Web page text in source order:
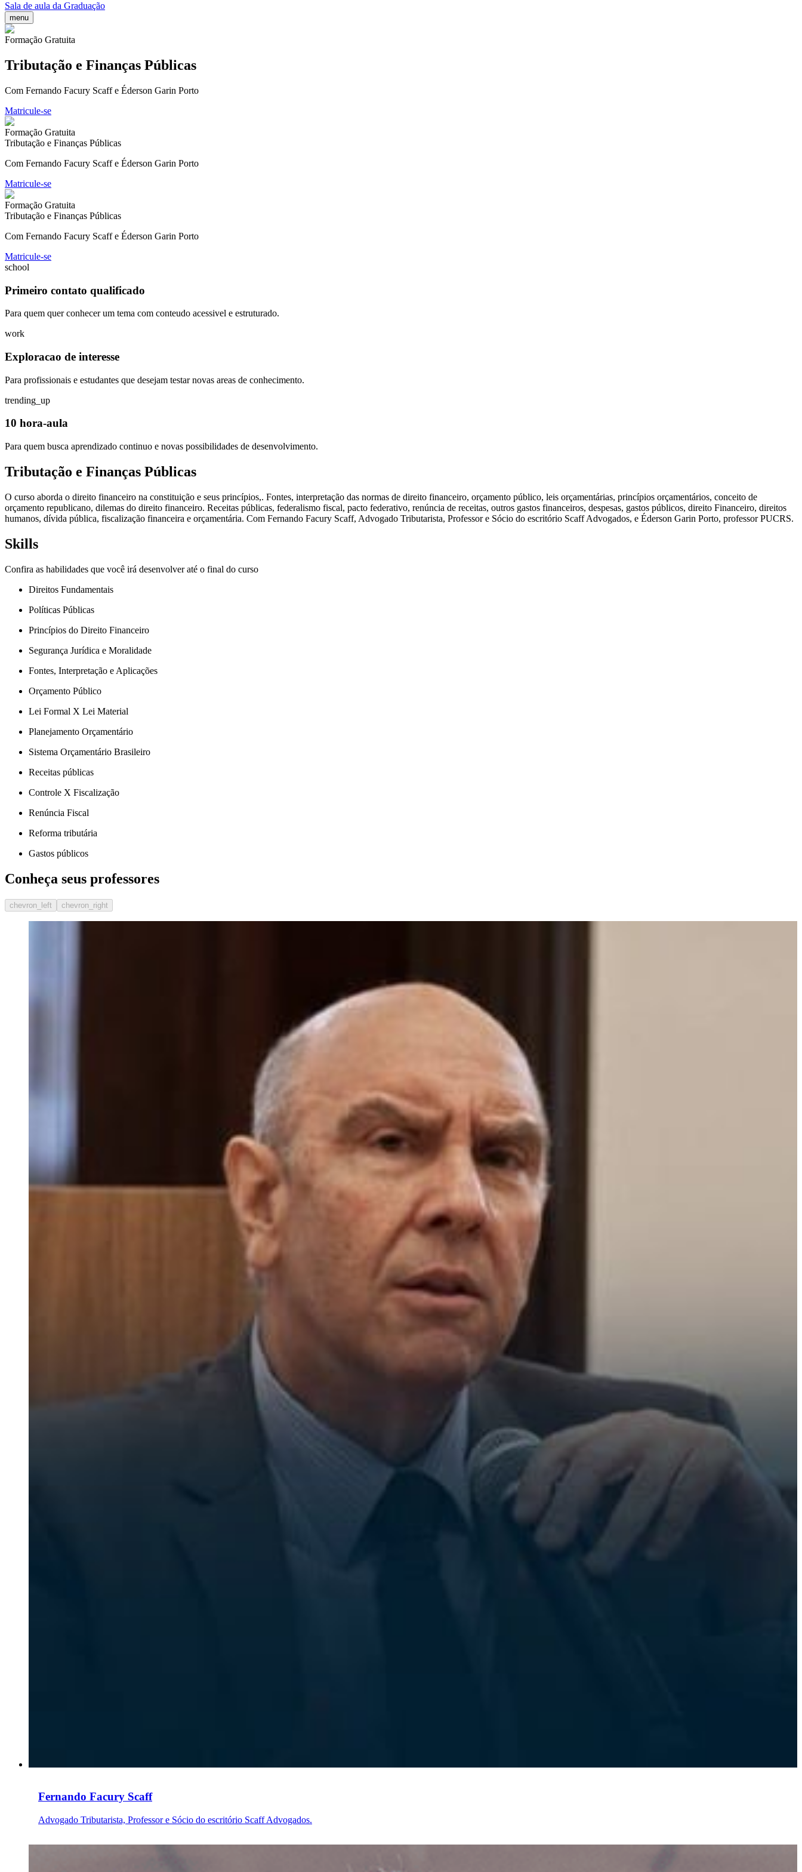
Sala de aula da Graduação
menu
Formação Gratuita
Tributação e Finanças Públicas
Com Fernando Facury Scaff e Éderson Garin Porto
Matricule-se
Formação Gratuita
Tributação e Finanças Públicas
Com Fernando Facury Scaff e Éderson Garin Porto
Matricule-se
Formação Gratuita
Tributação e Finanças Públicas
Com Fernando Facury Scaff e Éderson Garin Porto
Matricule-se
school
Primeiro contato qualificado
Para quem quer conhecer um tema com conteudo acessivel e estruturado.
work
Exploracao de interesse
Para profissionais e estudantes que desejam testar novas areas de conhecimento.
trending_up
10 hora-aula
Para quem busca aprendizado continuo e novas possibilidades de desenvolvimento.
Tributação e Finanças Públicas
O curso aborda o direito financeiro na constituição e seus princípios,. Fontes, interpretação das normas de direito financeiro, orçamento público, leis orçamentárias, princípios orçamentários, conceito de
orçamento republicano, dilemas do direito financeiro. Receitas públicas, federalismo fiscal, pacto federativo, renúncia de receitas, outros gastos financeiros, despesas, gastos públicos, direito Financeiro, direitos
humanos, dívida pública, fiscalização financeira e orçamentária. Com Fernando Facury Scaff, Advogado Tributarista, Professor e Sócio do escritório Scaff Advogados, e Éderson Garin Porto, professor PUCRS.
Skills
Confira as habilidades que você irá desenvolver até o final do curso
Direitos Fundamentais
Políticas Públicas
Princípios do Direito Financeiro
Segurança Jurídica e Moralidade
Fontes, Interpretação e Aplicações
Orçamento Público
Lei Formal X Lei Material
Planejamento Orçamentário
Sistema Orçamentário Brasileiro
Receitas públicas
Controle X Fiscalização
Renúncia Fiscal
Reforma tributária
Gastos públicos
Conheça seus professores
chevron_left chevron_right
Fernando Facury Scaff
Advogado Tributarista, Professor e Sócio do escritório Scaff Advogados.